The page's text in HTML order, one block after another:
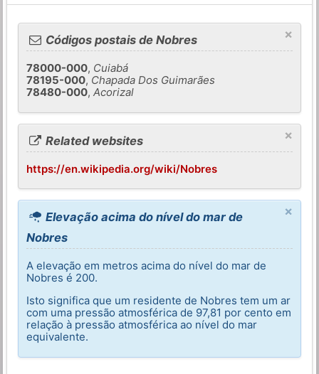
×
Códigos postais de Nobres
78000-000, Cuiabá
78195-000, Chapada Dos Guimarães
78480-000,Acorizal
×
Related websites
https://en.wikipedia.org/wiki/Nobres
×
Elevação acima do nível do mar de
Nobres
A elevação em metros acima do nível do mar de
Nobres é 200.
Isto significa que um residente de Nobres tem um ar
com uma pressão atmosférica de 97,81 por cento em
relação à pressão atmosférica ao nível do mar
equivalente.